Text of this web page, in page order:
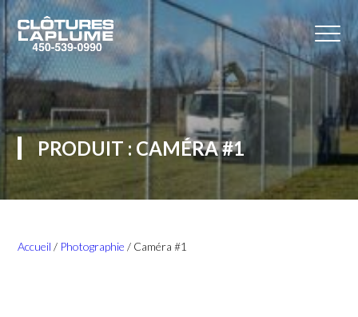
PRODUIT : CAMÉRA #1
Accueil / Photographie / Caméra #1